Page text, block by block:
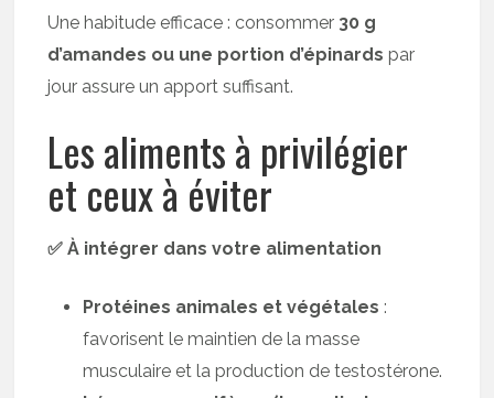
Une habitude efficace : consommer 30 g
d’amandes ou une portion d’épinards par
jour assure un apport suffisant.
Les aliments à privilégier
et ceux à éviter
✅ À intégrer dans votre alimentation
Protéines animales et végétales :
favorisent le maintien de la masse
musculaire et la production de testostérone.